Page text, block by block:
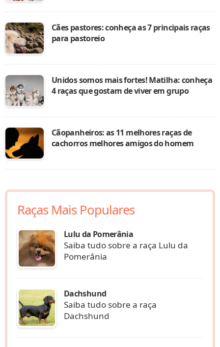
Cães pastores: conheça as 7 principais raças
para pastoreio
Unidos somos mais fortes! Matilha: conheça
4 raças que gostam de viver em grupo
Cãopanheiros: as 11 melhores raças de
cachorros melhores amigos do homem
Raças Mais Populares
Lulu da Pomerânia
Saiba tudo sobre a raça Lulu da
Pomerânia
Dachshund
Saiba tudo sobre a raça
Dachshund